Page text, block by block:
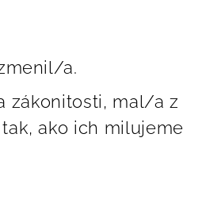
a.
zákonitosti, mal/a z
ako ich milujeme